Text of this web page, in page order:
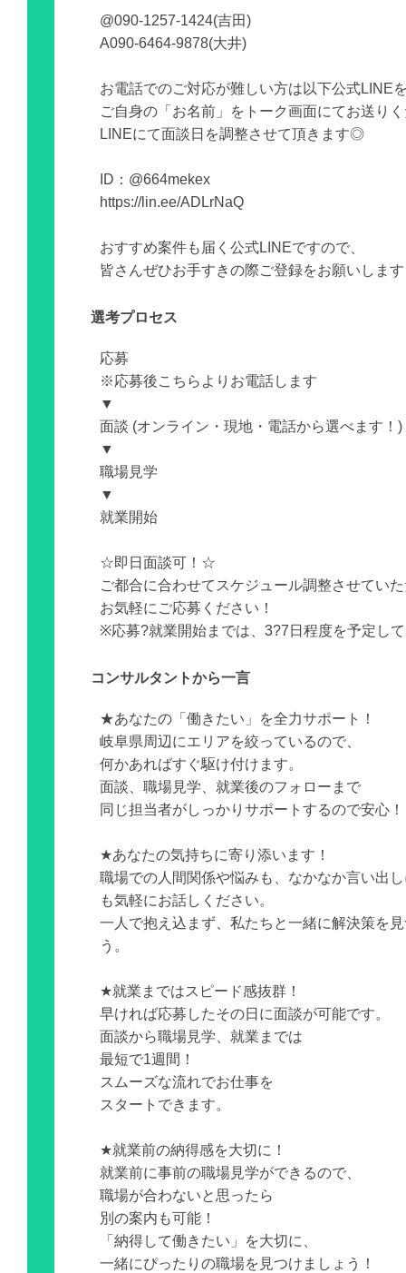
@090-1257-1424(吉田)
A090-6464-9878(大井)
お電話でのご対応が難しい方は以下公式LINE
ご自身の「お名前」をトーク画面にてお送り
LINEにて面談日を調整させて頂きます◎
ID：@664mekex
https://lin.ee/ADLrNaQ
おすすめ案件も届く公式LINEですので、
皆さんぜひお手すきの際ご登録をお願いしま
選考プロセス
応募
※応募後こちらよりお電話します
▼
面談 (オンライン・現地・電話から選べます！)
▼
職場見学
▼
就業開始
☆即日面談可！☆
ご都合に合わせてスケジュール調整させてい
お気軽にご応募ください！
※応募?就業開始までは、3?7日程度を予定し
コンサルタントから一言
★あなたの「働きたい」を全力サポート！
岐阜県周辺にエリアを絞っているので、
何かあればすぐ駆け付けます。
面談、職場見学、就業後のフォローまで
同じ担当者がしっかりサポートするので安心！
★あなたの気持ちに寄り添います！
職場での人間関係や悩みも、なかなか言い出
も気軽にお話しください。
一人で抱え込まず、私たちと一緒に解決策を
う。
★就業まではスピード感抜群！
早ければ応募したその日に面談が可能です。
面談から職場見学、就業までは
最短で1週間！
スムーズな流れでお仕事を
スタートできます。
★就業前の納得感を大切に！
就業前に事前の職場見学ができるので、
職場が合わないと思ったら
別の案内も可能！
「納得して働きたい」を大切に、
一緒にぴったりの職場を見つけましょう！